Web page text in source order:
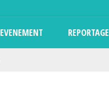
EVENEMENT REPORTAGE